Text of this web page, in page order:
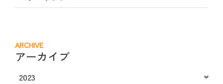
ARCHIVE
アーカイブ
2023